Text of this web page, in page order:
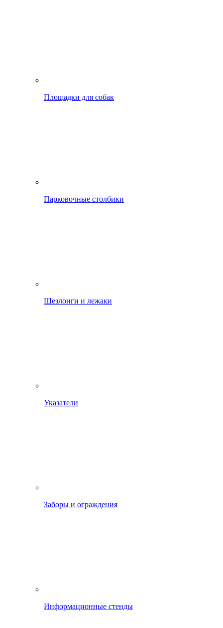
Площадки для собак
Парковочные столбики
Шезлонги и лежаки
Указатели
Заборы и ограждения
Информационные стенды